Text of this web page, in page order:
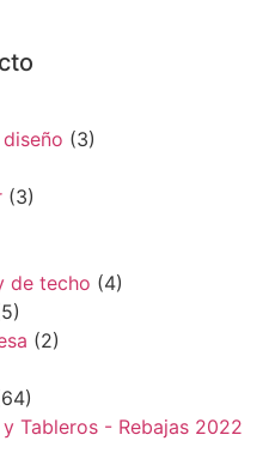
(3)
(3)
de techo (4)
(2)
Tableros - Rebajas 2022